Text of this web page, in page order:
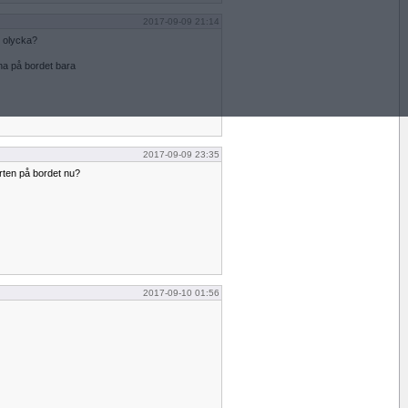
2017-09-09 21:14
olycka?
på bordet bara
2017-09-09 23:35
på bordet nu?
2017-09-10 01:56